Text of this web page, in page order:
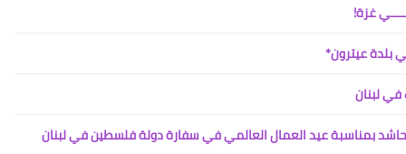
بلدة عيترون*
لبنان
بمناسبة عيد العمال العالمي في سفارة دولة فلسطين في لبنان